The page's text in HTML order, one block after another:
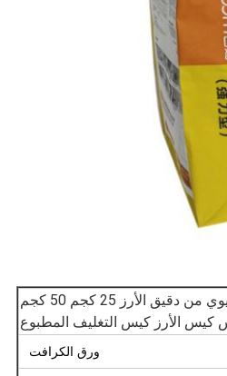
الشركة المصنعة كيس التغليف القابل للتحلل الحيوي من دقيق الأرز 25 كجم 50 كجم
كيس الأرز كيس التغليف المطبوع
ورق الكرافت